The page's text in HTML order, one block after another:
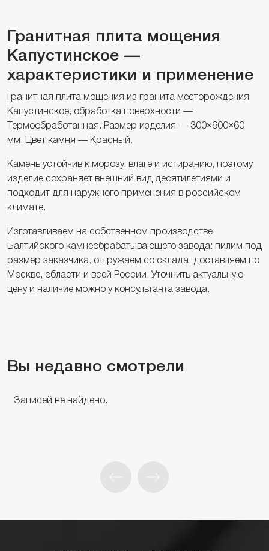
Гранитная плита мощения
Капустинское —
характеристики и применение
Гранитная плита мощения из гранита месторождения
Капустинское, обработка поверхности —
Термообработанная. Размер изделия — 300×600×60
мм. Цвет камня — Красный.
Камень устойчив к морозу, влаге и истиранию, поэтому
изделие сохраняет внешний вид десятилетиями и
подходит для наружного применения в российском
климате.
Изготавливаем на собственном производстве
Балтийского камнеобрабатывающего завода: пилим под
размер заказчика, отгружаем со склада, доставляем по
Москве, области и всей России. Уточнить актуальную
цену и наличие можно у консультанта завода.
Вы недавно смотрели
Записей не найдено.